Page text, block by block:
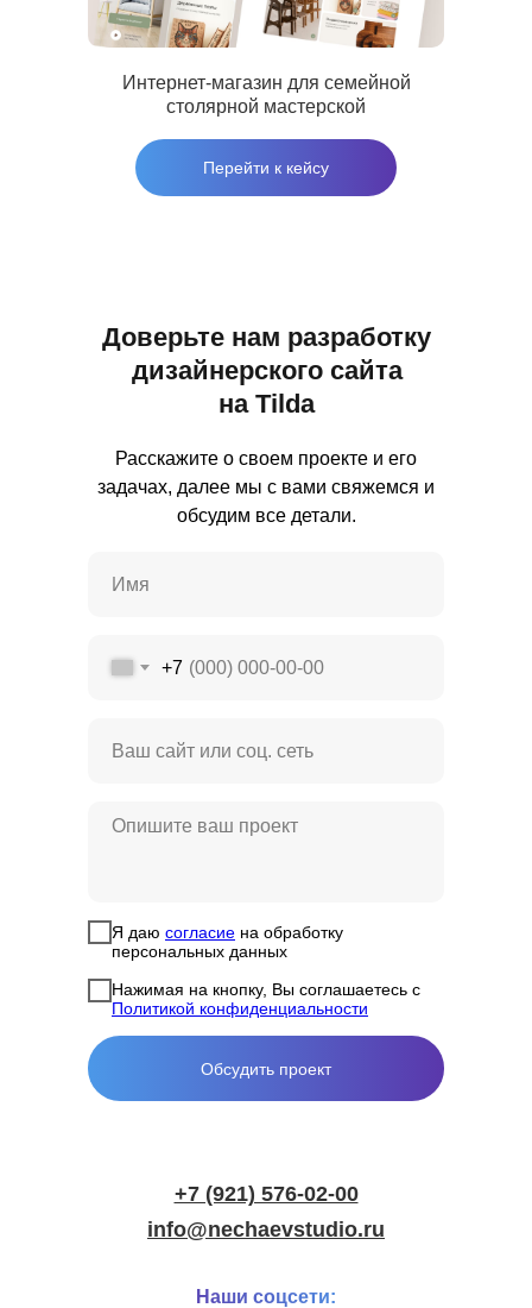
Интернет-магазин для семейной
столярной мастерской
Перейти к кейсу
Доверьте нам разработку
дизайнерского сайта
на Tilda
Расскажите о своем проекте и его
задачах, далее мы с вами свяжемся и
обсудим все детали.
+7 (921) 576-02-00
info@nechaevstudio.ru
Наши соцсети:
+7
Я даю согласие на обработку
персональных данных
Нажимая на кнопку, Вы соглашаетесь с
Политикой конфиденциальности
Обсудить проект
Политика конфиденциальности
© 2017 - 2026 NechaevStudio